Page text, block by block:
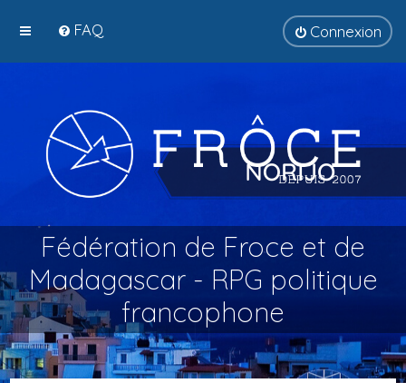
FAQ Connexion
Fédération de Froce et de
Madagascar - RPG politique
francophone